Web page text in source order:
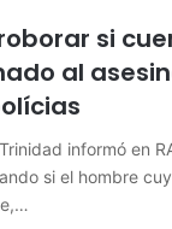
si
al
informó en
si el hombre